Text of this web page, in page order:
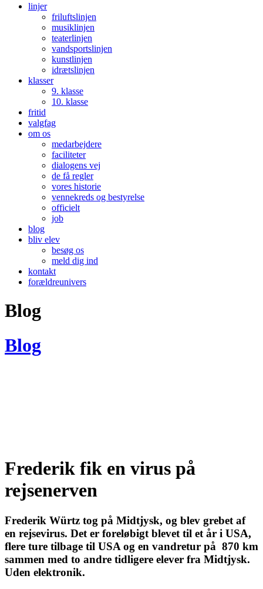
linjer
friluftslinjen
musiklinjen
teaterlinjen
vandsportslinjen
kunstlinjen
idrætslinjen
klasser
9. klasse
10. klasse
fritid
valgfag
om os
medarbejdere
faciliteter
dialogens vej
de få regler
vores historie
vennekreds og bestyrelse
officielt
job
blog
bliv elev
besøg os
meld dig ind
kontakt
forældreunivers
Blog
Blog
Frederik fik en virus på
rejsenerven
Frederik Würtz tog på Midtjysk, og blev grebet af
en rejsevirus. Det er foreløbigt blevet til et år i USA,
flere ture tilbage til USA og en vandretur på 870 km
sammen med to andre tidligere elever fra Midtjysk.
Uden elektronik.